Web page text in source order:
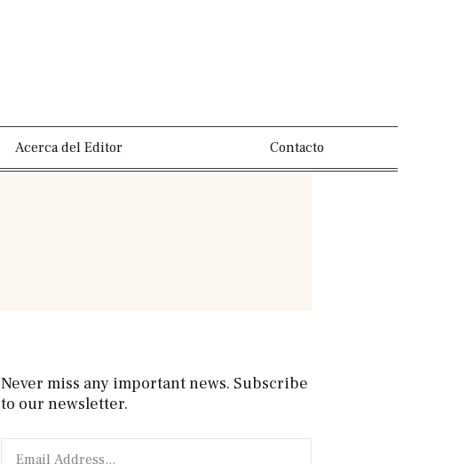
Acerca del Editor Contacto
Never miss any important news. Subscribe
to our newsletter.